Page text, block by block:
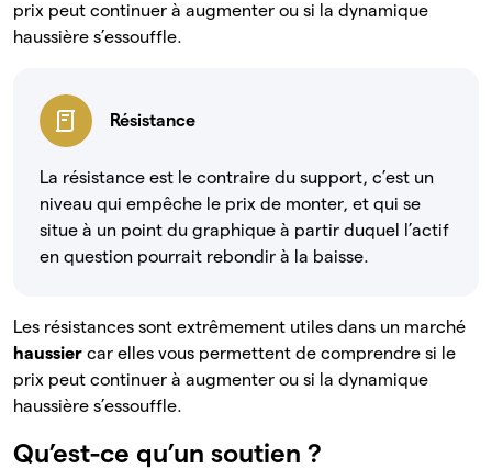
prix peut continuer à augmenter ou si la dynamique
haussière s’essouffle.
Résistance
La résistance est le contraire du support, c’est un
niveau qui empêche le prix de monter, et qui se
situe à un point du graphique à partir duquel l’actif
en question pourrait rebondir à la baisse.
Les résistances sont extrêmement utiles dans un marché
haussier car elles vous permettent de comprendre si le
prix peut continuer à augmenter ou si la dynamique
haussière s’essouffle.
Qu’est-ce qu’un soutien ?